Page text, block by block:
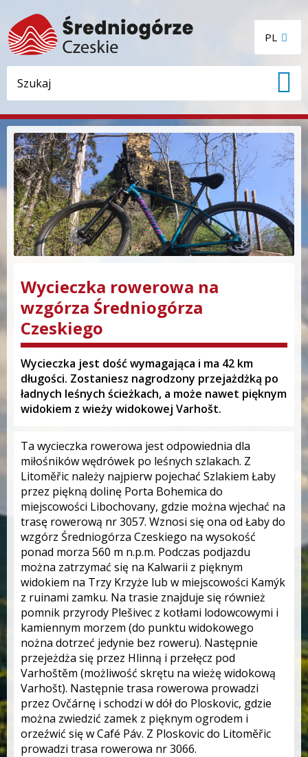
PL
Wycieczka rowerowa na
wzgórza Średniogórza
Czeskiego
Wycieczka jest dość wymagająca i ma 42 km
długości. Zostaniesz nagrodzony przejażdżką po
ładnych leśnych ścieżkach, a może nawet pięknym
widokiem z wieży widokowej Varhošt.
Ta wycieczka rowerowa jest odpowiednia dla
miłośników wędrówek po leśnych szlakach. Z
Litoměřic należy najpierw pojechać Szlakiem Łaby
przez piękną dolinę Porta Bohemica do
miejscowości Libochovany, gdzie można wjechać na
trasę rowerową nr 3057. Wznosi się ona od Łaby do
wzgórz Średniogórza Czeskiego na wysokość
ponad morza 560 m n.p.m. Podczas podjazdu
można zatrzymać się na Kalwarii z pięknym
widokiem na Trzy Krzyże lub w miejscowości Kamýk
z ruinami zamku. Na trasie znajduje się również
pomnik przyrody Plešivec z kotłami lodowcowymi i
kamiennym morzem (do punktu widokowego
nożna dotrzeć jedynie bez roweru). Następnie
przejeżdża się przez Hlinną i przełęcz pod
Varhoštěm (możliwość skrętu na wieżę widokową
Varhošt). Następnie trasa rowerowa prowadzi
przez Ovčárnę i schodzi w dół do Ploskovic, gdzie
można zwiedzić zamek z pięknym ogrodem i
orzeźwić się w Café Páv. Z Ploskovic do Litoměřic
prowadzi trasa rowerowa nr 3066.